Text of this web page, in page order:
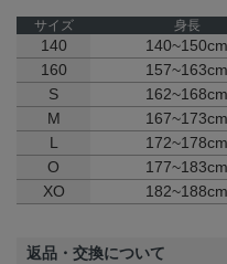
サイズ 身長
140 140~150cm
160
157~163cm
S
162~168cm
M
167~173cm
L
172~178cm
O
177~183cm
XO
182~188cm
返品・交換について